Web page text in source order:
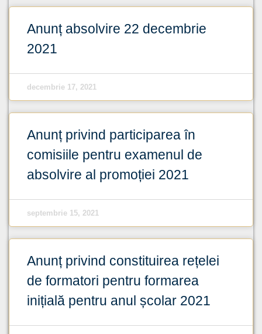
Anunț absolvire 22 decembrie
2021
decembrie 17, 2021
Anunț privind participarea în
comisiile pentru examenul de
absolvire al promoției 2021
septembrie 15, 2021
Anunț privind constituirea rețelei
de formatori pentru formarea
inițială pentru anul școlar 2021